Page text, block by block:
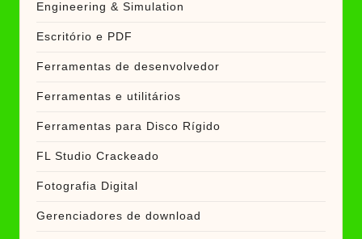
Engineering & Simulation
Escritório e PDF
Ferramentas de desenvolvedor
Ferramentas e utilitários
Ferramentas para Disco Rígido
FL Studio Crackeado
Fotografia Digital
Gerenciadores de download